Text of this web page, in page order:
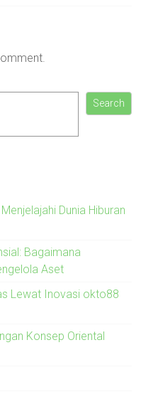
Search
Dunia Hiburan
Bagaimana
Aset
Lewat Inovasi okto88
Konsep Oriental